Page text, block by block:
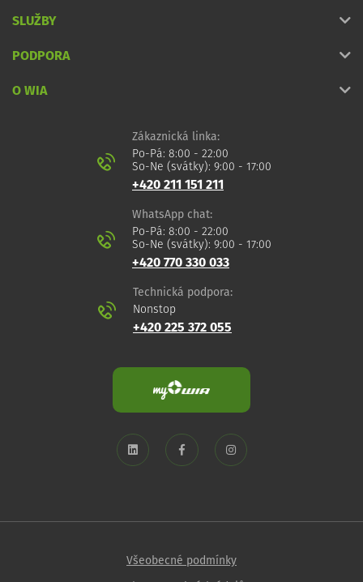
SLUŽBY
PODPORA
O WIA
Zákaznická linka:
Po-Pá: 8:00 - 22:00
So-Ne (svátky): 9:00 - 17:00
+420 211 151 211
WhatsApp chat:
Po-Pá: 8:00 - 22:00
So-Ne (svátky): 9:00 - 17:00
+420 770 330 033
Technická podpora:
Nonstop
+420 225 372 055
Všeobecné podmínky